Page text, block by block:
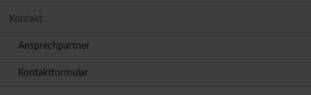
Kontakt
Ansprechpartner
Kontaktformular